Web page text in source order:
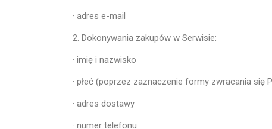
· adres e-mail
2. Dokonywania zakupów w Serwisie:
· imię i nazwisko
· płeć (poprzez zaznaczenie formy zwracania się
· adres dostawy
· numer telefonu